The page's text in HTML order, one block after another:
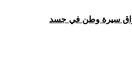
سيرة وطن في جسد